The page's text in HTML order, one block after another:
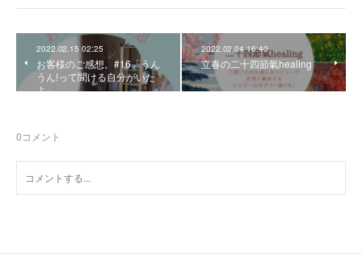
2022.02.15 02:25
お客様のご感想。#16「うん
うん!って聞ける自分がいた
よ」
2022.02.04 16:40
立春の二十四節氣healing
0コメント